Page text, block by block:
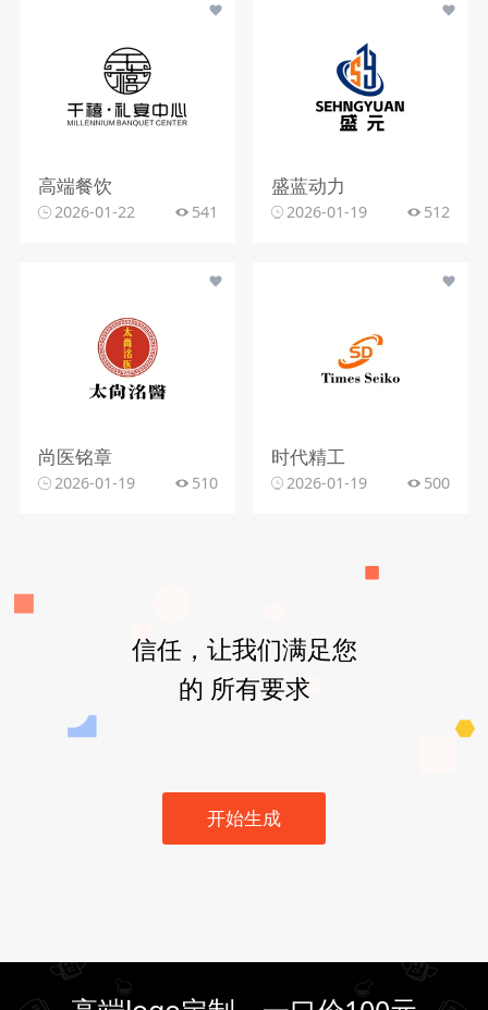
高端餐饮
2026-01-22 541
盛蓝动力
2026-01-19 512
尚医铭章
2026-01-19 510
时代精工
2026-01-19 500
信任，让我们满足您
的 所有要求
开始生成